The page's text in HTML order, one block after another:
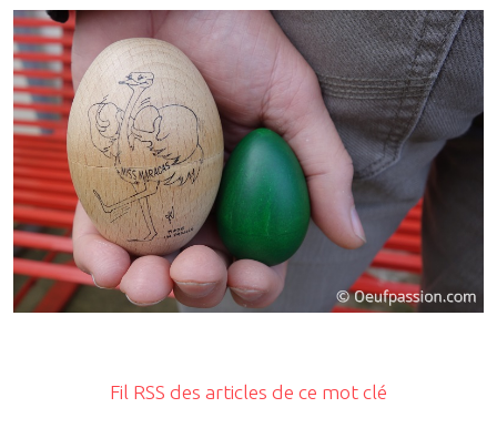
Fil RSS des articles de ce mot clé